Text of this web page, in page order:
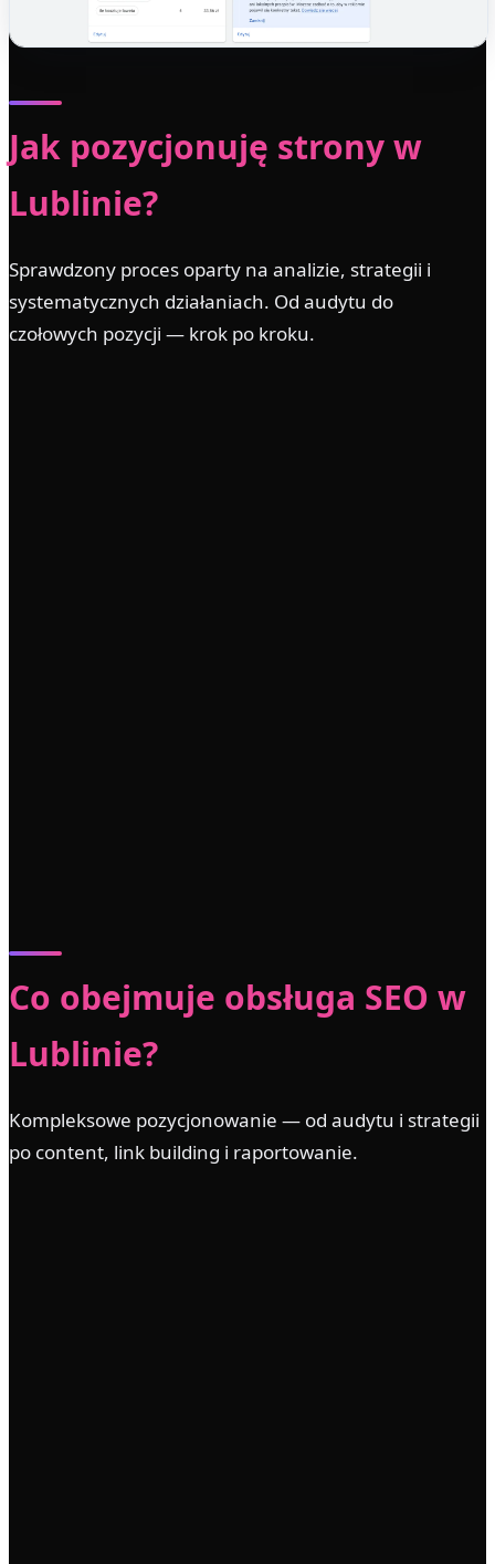
Jak pozycjonuję strony w
Lublinie?
Sprawdzony proces oparty na analizie, strategii i
systematycznych działaniach. Od audytu do
czołowych pozycji — krok po kroku.
Co obejmuje obsługa SEO w
Lublinie?
Kompleksowe pozycjonowanie — od audytu i strategii
po content, link building i raportowanie.